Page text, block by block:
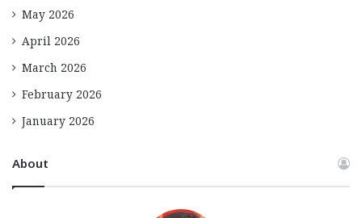
May 2026
April 2026
March 2026
February 2026
January 2026
About